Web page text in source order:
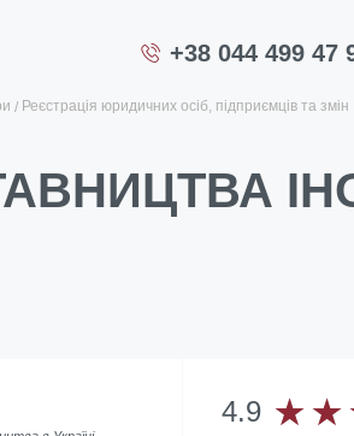
+38 044 499 47
Реєстрація юридичних осіб, підприємців та змін
4.9